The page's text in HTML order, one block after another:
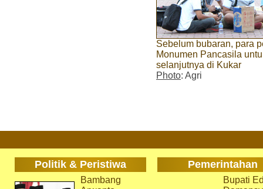
Sebelum bubaran, para
Monumen Pancasila
selanjutnya di Kukar
Photo: Agri
Politik & Peristiwa Pemerintahan
Bambang
Bupati